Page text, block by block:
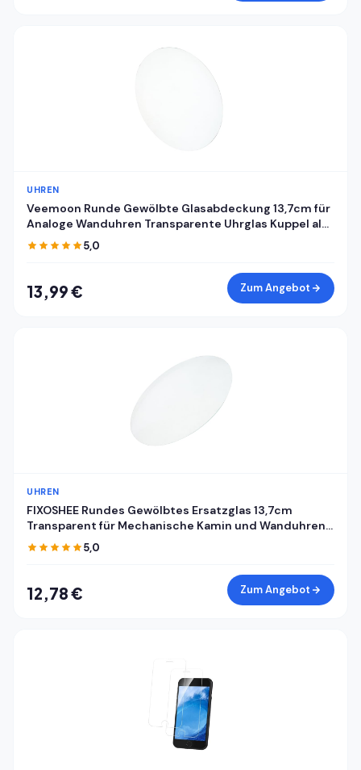
UHREN
Veemoon Runde Gewölbte Glasabdeckung 13,7cm für
Analoge Wanduhren Transparente Uhrglas Kuppel als
Ersatz Staubdichte Klare Uhrenglasabdeckung für
Selbstgemacht Uhrreparatur
5,0
13,99 € Zum Angebot
UHREN
FIXOSHEE Rundes Gewölbtes Ersatzglas 13,7cm
Transparent für Mechanische Kamin und Wanduhren
mit Uhrkuppel und Zifferblattabdeckung
5,0
12,78 € Zum Angebot